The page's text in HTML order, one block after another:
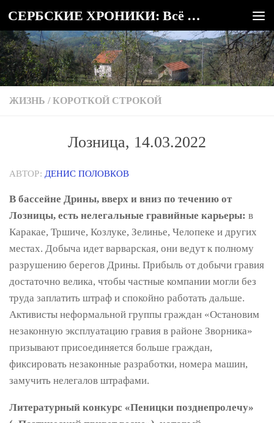
Под записью СЕРБСКИЕ ХРОНИКИ: Всё о Сербии
ЖИЗНЬ / КОРОТКОЙ СТРОКОЙ
Лозница, 14.03.2022
АВТОР: ДЕНИС ПОЛОВКОВ
В бассейне Дрины, вверх и вниз по течению от
Лозницы, есть нелегальные гравийные карьеры: в
Каракае, Тршиче, Козлуке, Зелинье, Челопеке и других
местах. Добыча идет варварская, они ведут к полному
разрушению берегов Дрины. Прибыль от добычи гравия
достаточно велика, чтобы частные компании могли без
труда заплатить штраф и спокойно работать дальше.
Активисты неформальной группы граждан «Остановим
незаконную эксплуатацию гравия в районе Зворника»
призывают присоединяется больше граждан,
фиксировать незаконные разработки, номера машин,
замучить нелегалов штрафами.
Литературный конкурс «Пеницки позднепролечу»